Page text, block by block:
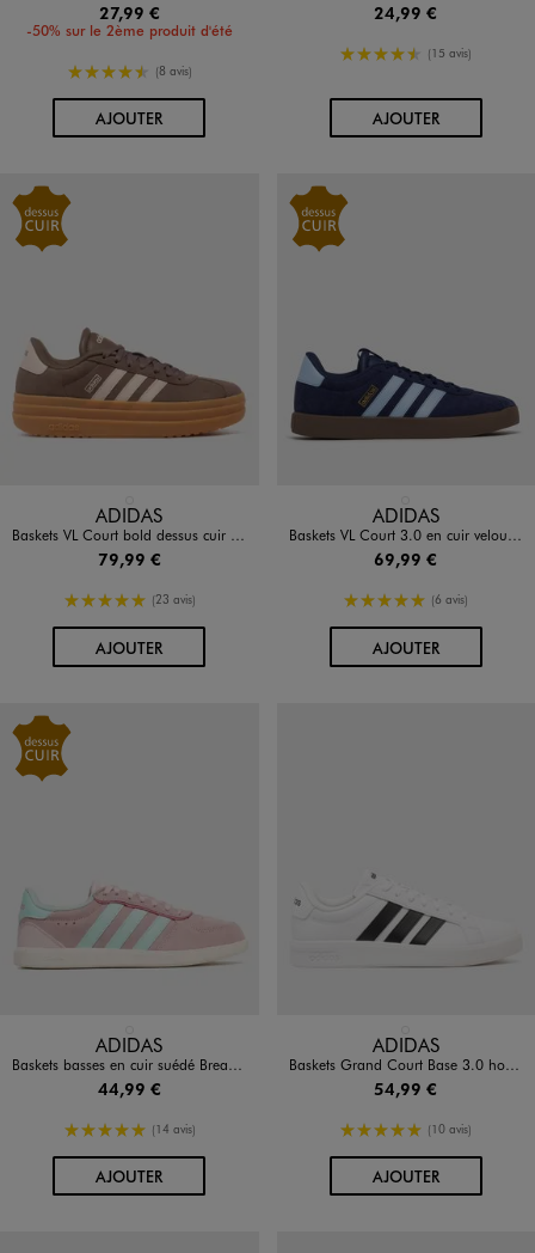
27,99 €
-50% sur le 2ème produit d'été
4.5/5 de moyenne
(8 avis)
AJOUTERAU PANIER
24,99 €
4.5/5 de moyenne
(15 avis)
AJOUTERAU PANIER
Disponible en 1 coloris
ADIDAS
Baskets VL Court bold dessus cuir femme - Adidas
79,99 €
5/5 de moyenne
(23 avis)
AJOUTERAU PANIER
Disponible en 1 coloris
ADIDAS
Baskets VL Court 3.0 en cuir velours homme - Adidas
69,99 €
5/5 de moyenne
(6 avis)
AJOUTERAU PANIER
Disponible en 1 coloris
ADIDAS
Baskets basses en cuir suédé Breaknet Sleek femme - Adidas
44,99 €
5/5 de moyenne
(14 avis)
AJOUTERAU PANIER
Disponible en 1 coloris
ADIDAS
Baskets Grand Court Base 3.0 homme - Adidas
54,99 €
5/5 de moyenne
(10 avis)
AJOUTERAU PANIER